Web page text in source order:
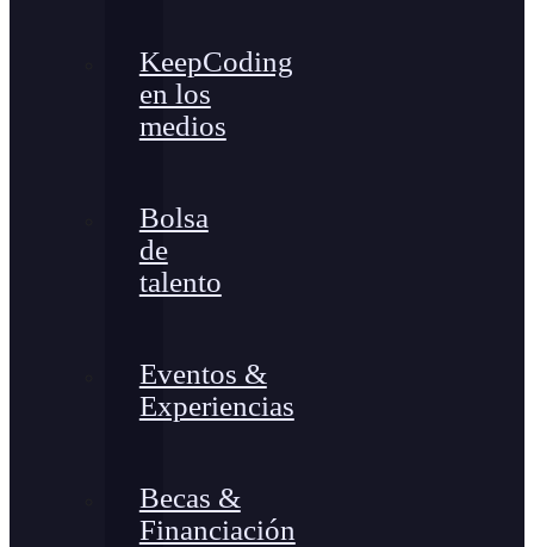
KeepCoding
en los
medios
Bolsa
de
talento
Eventos &
Experiencias
Becas &
Financiación